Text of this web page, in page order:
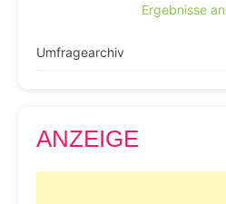
Ergebnisse
Umfragearchiv
ANZEIGE